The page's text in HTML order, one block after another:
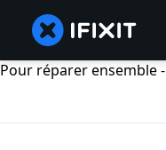
Pour réparer ensemble -